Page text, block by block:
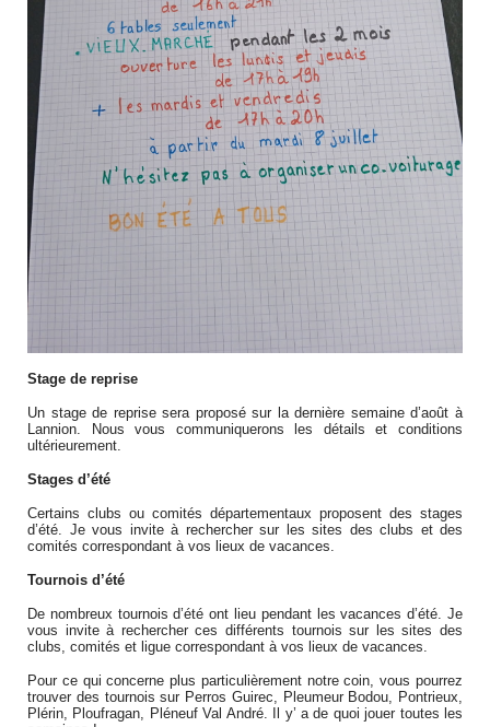
Stage de reprise
Un stage de reprise sera proposé sur la dernière semaine d’août à
Lannion. Nous vous communiquerons les détails et conditions
ultérieurement.
Stages d’été
Certains clubs ou comités départementaux proposent des stages
d’été. Je vous invite à rechercher sur les sites des clubs et des
comités correspondant à vos lieux de vacances.
Tournois d’été
De nombreux tournois d’été ont lieu pendant les vacances d’été. Je
vous invite à rechercher ces différents tournois sur les sites des
clubs, comités et ligue correspondant à vos lieux de vacances.
Pour ce qui concerne plus particulièrement notre coin, vous pourrez
trouver des tournois sur Perros Guirec, Pleumeur Bodou, Pontrieux,
Plérin, Ploufragan, Pléneuf Val André. Il y’ a de quoi jouer toutes les